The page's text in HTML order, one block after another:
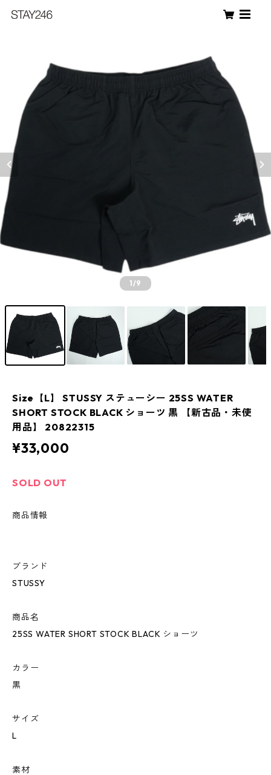
1/9
Size【L】 STUSSY ステューシー 25SS WATER
SHORT STOCK BLACK ショーツ 黒 【新古品・未使
用品】 20822315
¥33,000
SOLD OUT
商品情報
ブランド
STUSSY
商品名
25SS WATER SHORT STOCK BLACK ショーツ
カラー
黒
サイズ
L
素材